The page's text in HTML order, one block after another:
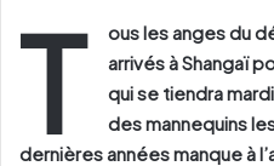
T
ous les anges du
arrivés à Shangaï
qui se tiendra
des mannequins
dernières années manque à